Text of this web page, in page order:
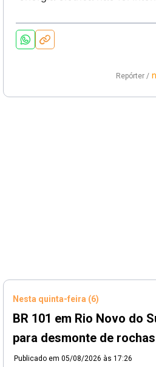
Repórter /
Nesta quinta-feira (6)
BR 101 em Rio Novo do
para desmonte de rochas
Publicado em 05/08/2026 às 17:26